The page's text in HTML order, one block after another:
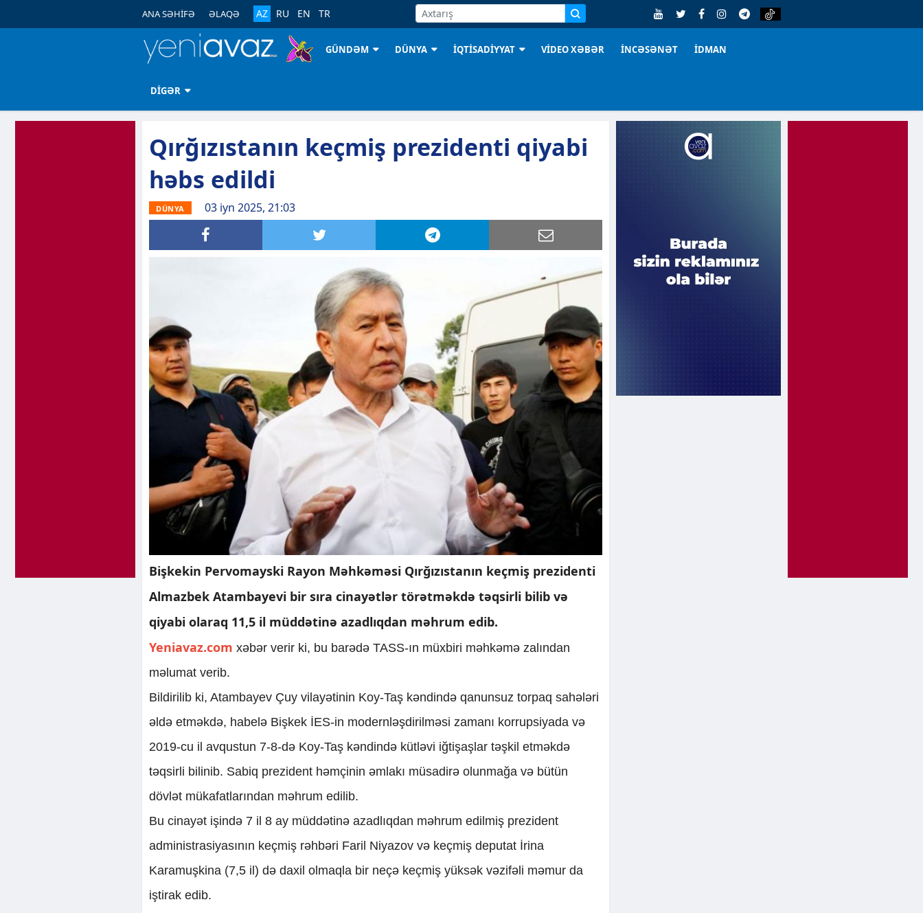
ANA SƏHİFƏ ƏLAQƏ AZ RU EN TR
GÜNDƏM DÜNYA İQTİSADİYYAT VİDEO XƏBƏR İNCƏSƏNƏT İDMAN
DİGƏR
Qırğızıstanın keçmiş prezidenti qiyabi
həbs edildi
DÜNYA 03 iyn 2025, 21:03
Bişkekin Pervomayski Rayon Məhkəməsi Qırğızıstanın keçmiş prezidenti
Almazbek Atambayevi bir sıra cinayətlər törətməkdə təqsirli bilib və
qiyabi olaraq 11,5 il müddətinə azadlıqdan məhrum edib.
Yeniavaz.com xəbər verir ki, bu barədə TASS-ın müxbiri məhkəmə zalından
məlumat verib.
Bildirilib ki, Atambayev Çuy vilayətinin Koy-Taş kəndində qanunsuz torpaq sahələri
əldə etməkdə, habelə Bişkek İES-in modernləşdirilməsi zamanı korrupsiyada və
2019-cu il avqustun 7-8-də Koy-Taş kəndində kütləvi iğtişaşlar təşkil etməkdə
təqsirli bilinib. Sabiq prezident həmçinin əmlakı müsadirə olunmağa və bütün
dövlət mükafatlarından məhrum edilib.
Bu cinayət işində 7 il 8 ay müddətinə azadlıqdan məhrum edilmiş prezident
administrasiyasının keçmiş rəhbəri Faril Niyazov və keçmiş deputat İrina
Karamuşkina (7,5 il) də daxil olmaqla bir neçə keçmiş yüksək vəzifəli məmur da
iştirak edib.